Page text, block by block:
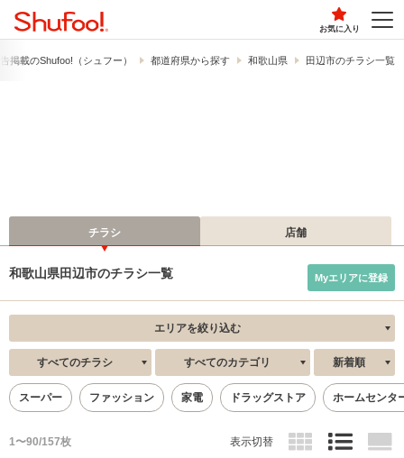
お気に入り
掲載の​Shufoo!​（シュフー） 都道府県から探す 和歌山県 田辺市のチラシ一覧
チラシ 店舗
和歌山県田辺市のチラシ一覧 Myエリアに登録
エリアを絞り込む
すべてのチラシ すべてのカテゴリ 新着順
スーパー ファッション 家電 ドラッグストア ホームセンタ
1〜90/157枚 表示切替